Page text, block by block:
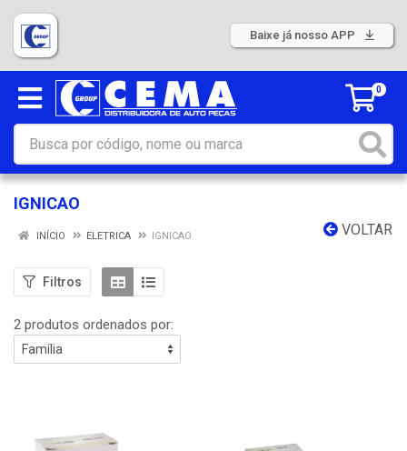
Baixe já nosso APP
0
IGNICAO
VOLTAR
INÍCIO ELETRICA IGNICAO
Filtros
2 produtos ordenados por: